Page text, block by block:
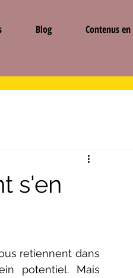
Blog Contenus
s'en
retiennent dans
potentiel. Mais